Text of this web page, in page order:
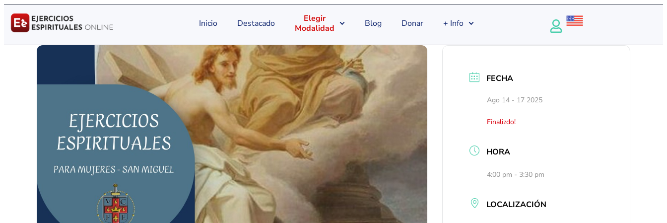
Inicio Destacado
Elegir
Modalidad
Blog Donar + Info
FECHA
Ago 14 - 17 2025
Finalizdo!
HORA
4:00 pm - 3:30 pm
LOCALIZACIÓN